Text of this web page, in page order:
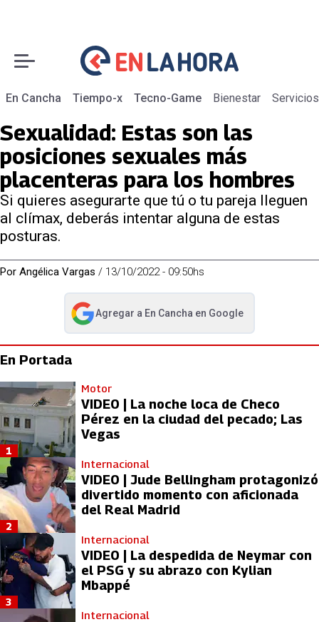
En Cancha Tiempo-x Tecno-Game Bienestar Servicios
Sexualidad: Estas son las
posiciones sexuales más
placenteras para los hombres
Si quieres asegurarte que tú o tu pareja lleguen
al clímax, deberás intentar alguna de estas
posturas.
Por Angélica Vargas / 13/10/2022 - 09:50hs
Agregar a En Cancha en Google
abre en nueva pestaña
En Portada
Motor
VIDEO | La noche loca de Checo
Pérez en la ciudad del pecado; Las
Vegas
1
Internacional
VIDEO | Jude Bellingham protagonizó
divertido momento con aficionada
del Real Madrid
2
Internacional
VIDEO | La despedida de Neymar con
el PSG y su abrazo con Kylian
Mbappé
3
Internacional